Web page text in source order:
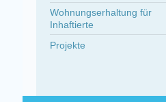
Wohnungserhaltung für
Inhaftierte
Projekte